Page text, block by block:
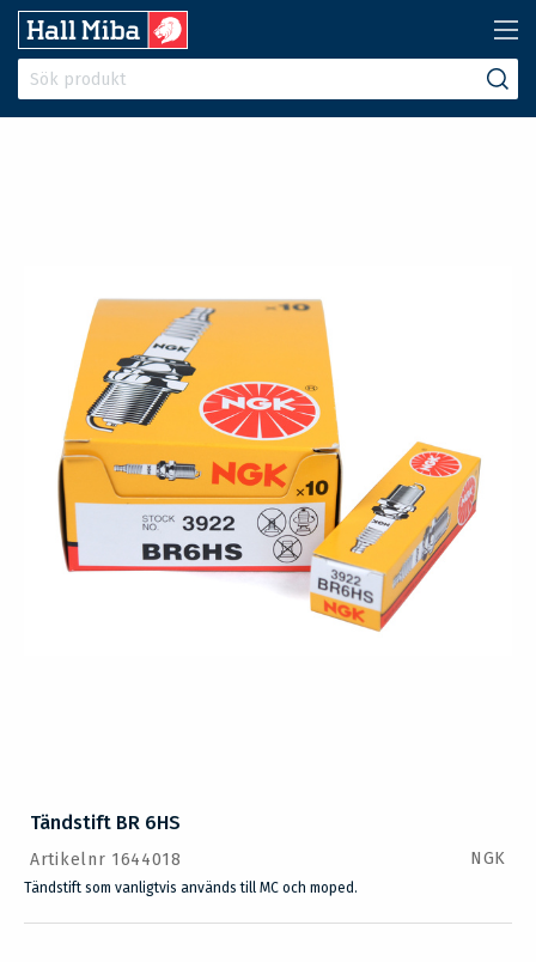
Tändstift BR 6HS
Artikelnr 1644018 NGK
Tändstift som vanligtvis används till MC och moped.